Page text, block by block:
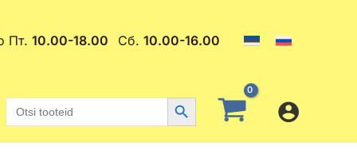
Пт. 10.00-18.00 Сб. 10.00-16.00
Search
for:
Search Button